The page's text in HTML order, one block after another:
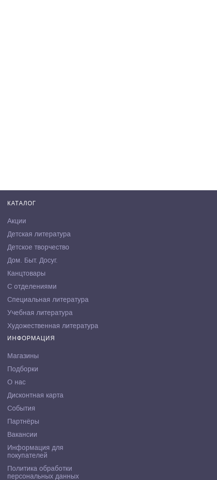
КАТАЛОГ
Акции
Детская литература
Детское творчество
Дом. Быт. Досуг.
Канцтовары
С отделениями
Специальная литература
Учебная литература
Художественная литература
ИНФОРМАЦИЯ
Магазины
Подборки
О нас
Дисконтная карта
События
Партнёры
Вакансии
Информация для
покупателей
Политика обработки
персональных данных